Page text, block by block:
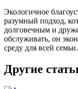
Экологичное
разумный подход,
долговечным и
обслуживать, он
среду для всей семьи.
Другие